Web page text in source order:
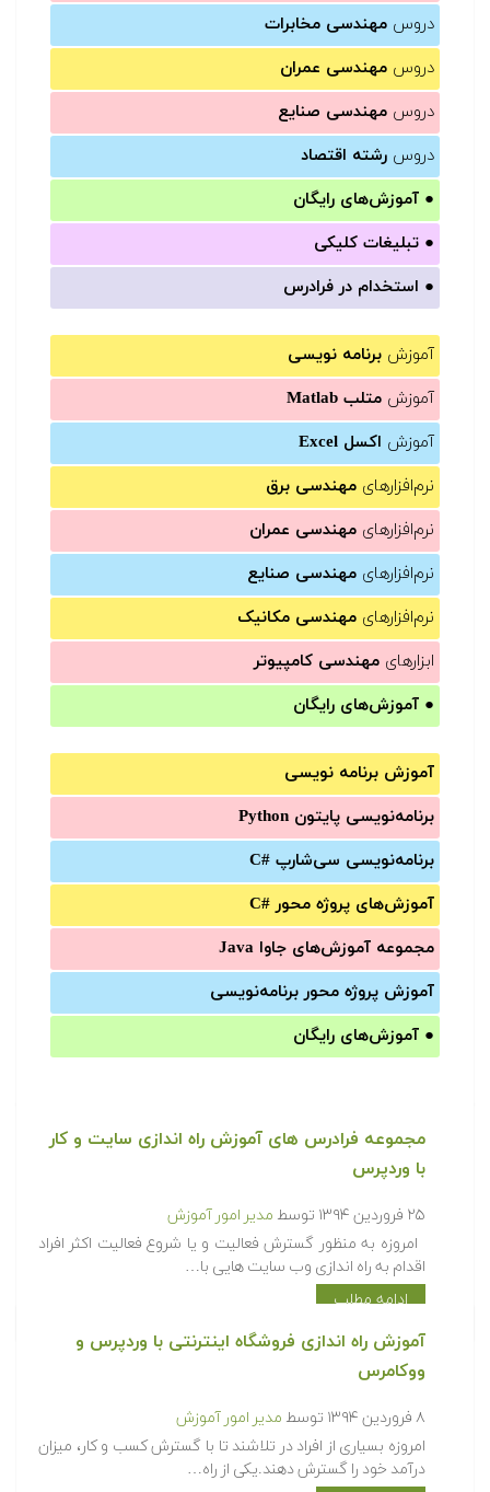
دروس مهندسی مخابرات
دروس مهندسی عمران
دروس مهندسی صنایع
دروس رشته اقتصاد
● آموزش‌های رایگان
● تبلیغات کلیکی
● استخدام در فرادرس
آموزش برنامه نویسی
آموزش متلب Matlab
آموزش اکسل Excel
نرم‌افزارهای مهندسی برق
نرم‌افزارهای مهندسی عمران
نرم‌افزارهای مهندسی صنایع
نرم‌افزارهای مهندسی مکانیک
ابزارهای مهندسی کامپیوتر
● آموزش‌های رایگان
آموزش برنامه نویسی
برنامه‌نویسی پایتون Python
برنامه‌‌نویسی سی‌شارپ C#‎
آموزش‌های پروژه محور #C
مجموعه آموزش‌های جاوا Java
آموزش‌ پروژه محور برنامه‌نویسی
● آموزش‌های رایگان
مجموعه فرادرس های آموزش راه اندازی سایت و کار
با وردپرس
۲۵ فروردین ۱۳۹۴ توسط مدیر امور آموزش
امروزه به منظور گسترش فعالیت و یا شروع فعالیت اکثر افراد
اقدام به راه اندازی وب سایت هایی با…
ادامه مطلب
آموزش راه اندازی فروشگاه اینترنتی با وردپرس و
ووکامرس
۸ فروردین ۱۳۹۴ توسط مدیر امور آموزش
امروزه بسیاری از افراد در تلاشند تا با گسترش کسب و کار، میزان
درآمد خود را گسترش دهند.یکی از راه…